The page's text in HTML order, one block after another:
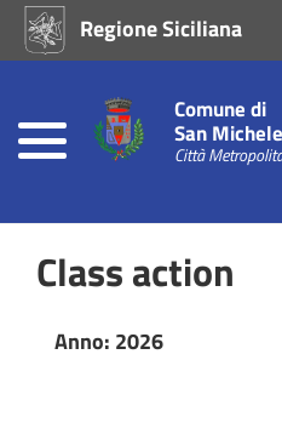
Regione Siciliana
Comune di
San
Città
Home
di
Concessione
Atti
(L.R.
Siciliana
Class action
Anno: 2026